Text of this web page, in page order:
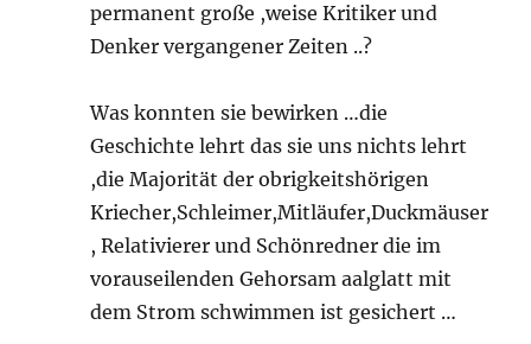
permanent große ,weise Kritiker und
Denker vergangener Zeiten ..?
Was konnten sie bewirken …die
Geschichte lehrt das sie uns nichts lehrt
,die Majorität der obrigkeitshörigen
Kriecher,Schleimer,Mitläufer,Duckmäuser
, Relativierer und Schönredner die im
vorauseilenden Gehorsam aalglatt mit
dem Strom schwimmen ist gesichert …